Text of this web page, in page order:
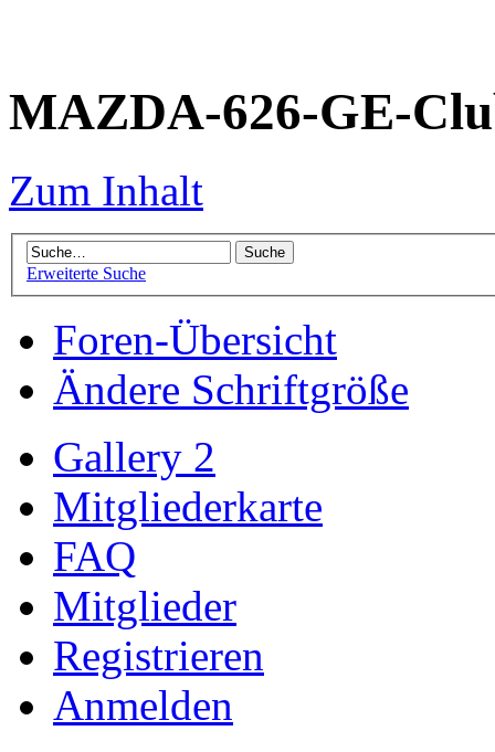
MAZDA-626-GE-
Zum Inhalt
Erweiterte Suche
Foren-Übersicht
Ändere Schriftgröße
Gallery 2
Mitgliederkarte
FAQ
Mitglieder
Registrieren
Anmelden